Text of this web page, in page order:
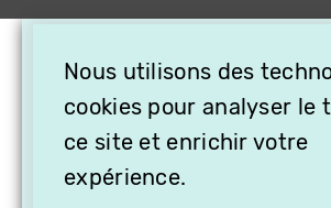
Nous utilisons des
cookies pour analyser le
ce site et enrichir votre
expérience.
OFFREZ LA
CADEAU,
PROCHES À